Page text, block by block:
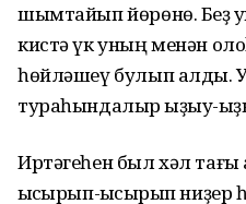
шымтайып йөрөнө. Беҙ
кистә үк уның менән
һөйләшеү булып алды.
тураһындалыр ҡыҙыу-
Иртәгеһен был хәл тағы
ҡысҡырып-ҡысҡырып ниҙер